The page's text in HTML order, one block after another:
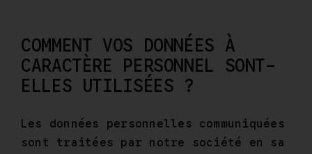
COMMENT VOS DONNÉES À
CARACTÈRE PERSONNEL SONT-
ELLES UTILISÉES ?
Les données personnelles communiquées
sont traitées par notre société en sa